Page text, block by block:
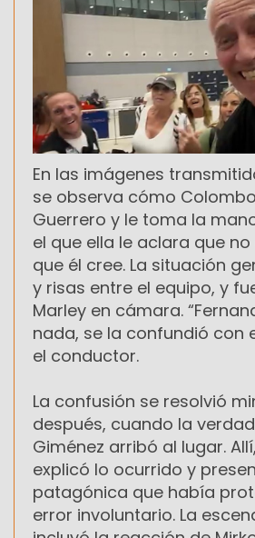
En las imágenes
se observa cómo
Guerrero y le toma la
el que ella le aclara que
que él cree. La situación
y risas entre el equipo, y
Marley en cámara.
nada, se la confundió con
el conductor.
La confusión se resolvió
después, cuando la
Giménez arribó al lugar.
explicó lo ocurrido y
patagónica que había
error involuntario. La